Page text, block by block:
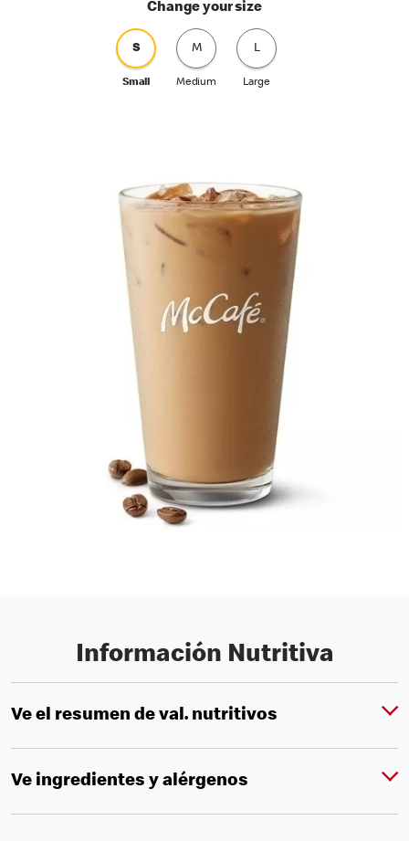
Change your size
S
Small
M
Medium
L
Large
Información Nutritiva
Ve el resumen de val. nutritivos
Ve ingredientes y alérgenos